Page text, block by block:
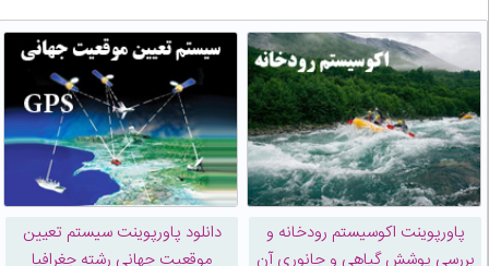
پاورپوینت اکوسیستم رودخانه و
بررسی پوشش گیاهی و جانوری آن
دانلود پاورپوینت سیستم تعیین
موقعیت جهانی رشته جغرافیا